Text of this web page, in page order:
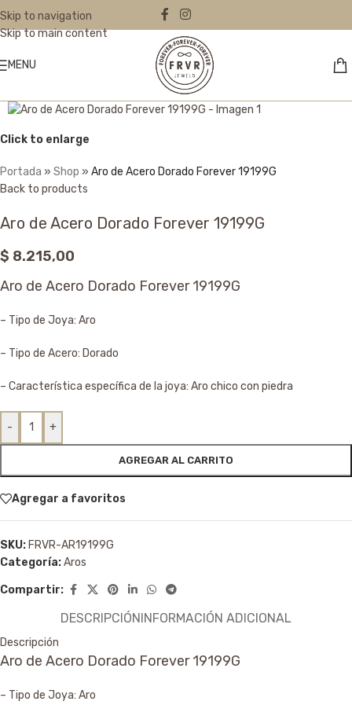
Skip to navigation
Skip to main content
MENU
Click to enlarge
Portada » Shop » Aro de Acero Dorado Forever 19199G
Back to products
Aro de Acero Dorado Forever 19199G
$ 8.215,00
Aro de Acero Dorado Forever 19199G
– Tipo de Joya: Aro
– Tipo de Acero: Dorado
– Característica específica de la joya: Aro chico con piedra
- +
AGREGAR AL CARRITO
Agregar a favoritos
SKU: FRVR-AR19199G
Categoría:Aros
Compartir:
DESCRIPCIÓNINFORMACIÓN ADICIONAL
Descripción
Aro de Acero Dorado Forever 19199G
– Tipo de Joya: Aro